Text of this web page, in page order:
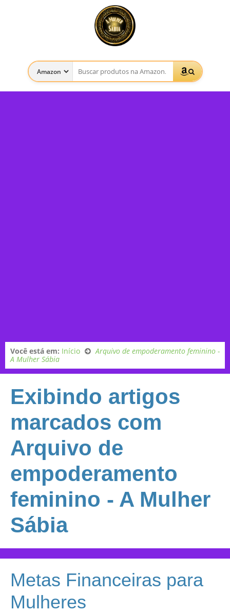
Você está em: Início
Arquivo de empoderamento feminino -
A Mulher Sábia
Exibindo artigos
marcados com
Arquivo de
empoderamento
feminino - A Mulher
Sábia
Metas Financeiras para
Mulheres